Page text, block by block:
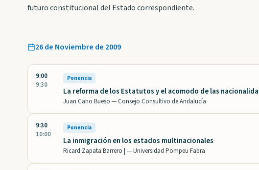
futuro constitucional del Estado correspondiente.
26 de Noviembre de 2009
9:00
9:30
Ponencia
La reforma de los Estatutos y el acomodo de las
Juan Cano Bueso —Consejo Consultivo de Andalucía
9:30
10:00
Ponencia
La inmigración en los estados multinacionales
Ricard Zapata Barrero | —Universidad Pompeu Fabra